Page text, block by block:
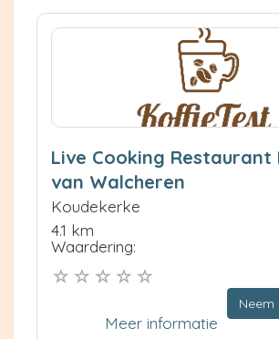
Live Cooking Restaurant
van Walcheren
Koudekerke
4.1 km
Waardering:
Meer informatie